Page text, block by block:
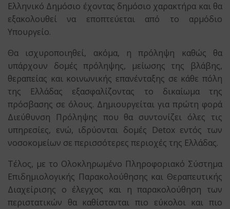
Ελληνικό Δημόσιο έχοντας δημόσιο χαρακτήρα και θα
εξακολουθεί να εποπτεύεται από το αρμόδιο
Υπουργείο.
Θα ισχυροποιηθεί, ακόμα, η πρόληψη καθώς θα
υπάρχουν δομές πρόληψης, μείωσης της βλάβης,
θεραπείας και κοινωνικής επανένταξης σε κάθε πόλη
της Ελλάδας εξασφαλίζοντας το δικαίωμα της
πρόσβασης σε όλους. Δημιουργείται για πρώτη φορά
Διεύθυνση Πρόληψης που θα συντονίζει όλες τις
υπηρεσίες, ενώ, ιδρύονται δομές Detox εντός των
νοσοκομείων σε περισσότερες περιοχές της Ελλάδας.
Τέλος, με το Ολοκληρωμένο Πληροφοριακό Σύστημα
Επιδημιολογικής Παρακολούθησης και Θεραπευτικής
Διαχείρισης ο έλεγχος και η παρακολούθηση των
περιστατικών θα καθίστανται πιο εύκολοι και πιο